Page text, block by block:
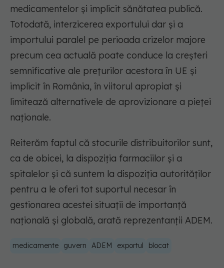
medicamentelor și implicit sănătatea publică.
Totodată, interzicerea exportului dar și a
importului paralel pe perioada crizelor majore
precum cea actuală poate conduce la creșteri
semnificative ale prețurilor acestora în UE și
implicit în România, în viitorul apropiat și
limitează alternativele de aprovizionare a pieței
naționale.
Reiterăm faptul că stocurile distribuitorilor sunt,
ca de obicei, la dispoziția farmaciilor și a
spitalelor și că suntem la dispoziția autorităților
pentru a le oferi tot suportul necesar în
gestionarea acestei situații de importanță
națională și globală, arată reprezentanții ADEM.
medicamente guvern ADEM exportul blocat